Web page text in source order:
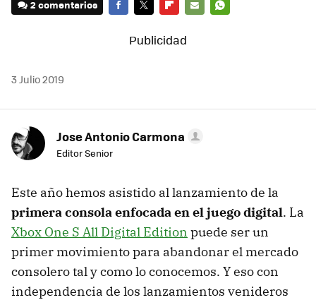
2 comentarios
MAIL
3 Julio 2019
Jose Antonio Carmona
Editor Senior
Este año hemos asistido al lanzamiento de la
primera consola enfocada en el juego digital. La
Xbox One S All Digital Edition puede ser un
primer movimiento para abandonar el mercado
consolero tal y como lo conocemos. Y eso con
independencia de los lanzamientos venideros